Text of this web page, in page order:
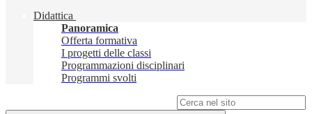
Didattica
Panoramica
Offerta formativa
I progetti delle classi
Programmazioni disciplinari
Programmi svolti